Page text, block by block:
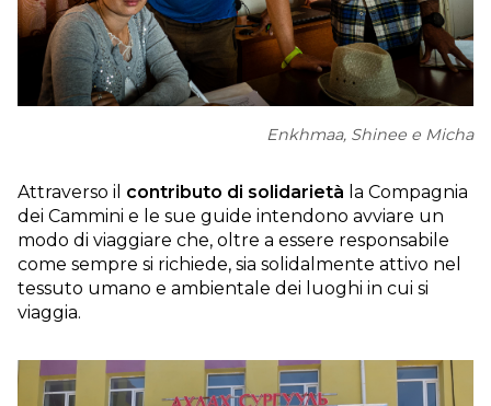
Enkhmaa, Shinee e Micha
Attraverso il contributo di solidarietà la Compagnia
dei Cammini e le sue guide intendono avviare un
modo di viaggiare che, oltre a essere responsabile
come sempre si richiede, sia solidalmente attivo nel
tessuto umano e ambientale dei luoghi in cui si
viaggia.